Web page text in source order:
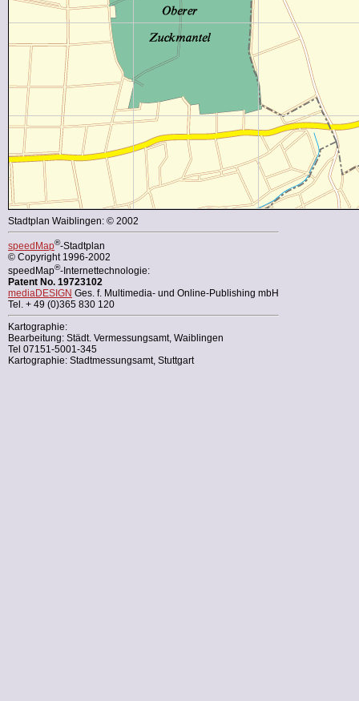
Stadtplan Waiblingen: © 2002
speedMap®-Stadtplan
© Copyright 1996-2002
speedMap®-Internettechnologie:
Patent No. 19723102
mediaDESIGN Ges. f. Multimedia- und Online-Publishing mbH
Tel. + 49 (0)365 830 120
Kartographie:
Bearbeitung: Städt. Vermessungsamt, Waiblingen
Tel 07151-5001-345
Kartographie: Stadtmessungsamt, Stuttgart